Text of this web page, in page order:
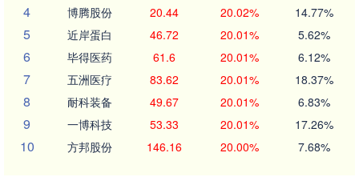
4 博腾股份 20.44 20.02% 14.77%
5 近岸蛋白 46.72 20.01% 5.62%
6 毕得医药 61.6 20.01% 6.12%
7 五洲医疗 83.62 20.01% 18.37%
8 耐科装备 49.67 20.01% 6.83%
9 一博科技 53.33 20.01% 17.26%
10 方邦股份 146.16 20.00% 7.68%